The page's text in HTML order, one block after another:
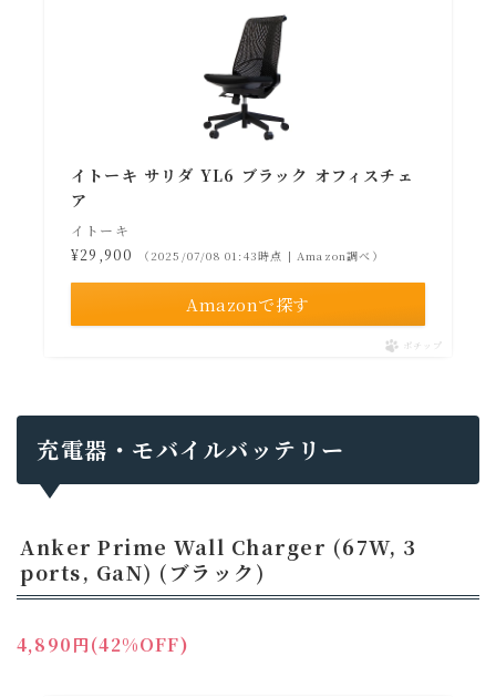
イトーキ サリダ YL6 ブラック オフィスチェ
ア
イトーキ
¥29,900
（2025/07/08 01:43時点 | Amazon調べ）
Amazonで探す
ポチップ
充電器・モバイルバッテリー
Anker Prime Wall Charger (67W, 3
ports, GaN) (ブラック)
4,890円(42%OFF)